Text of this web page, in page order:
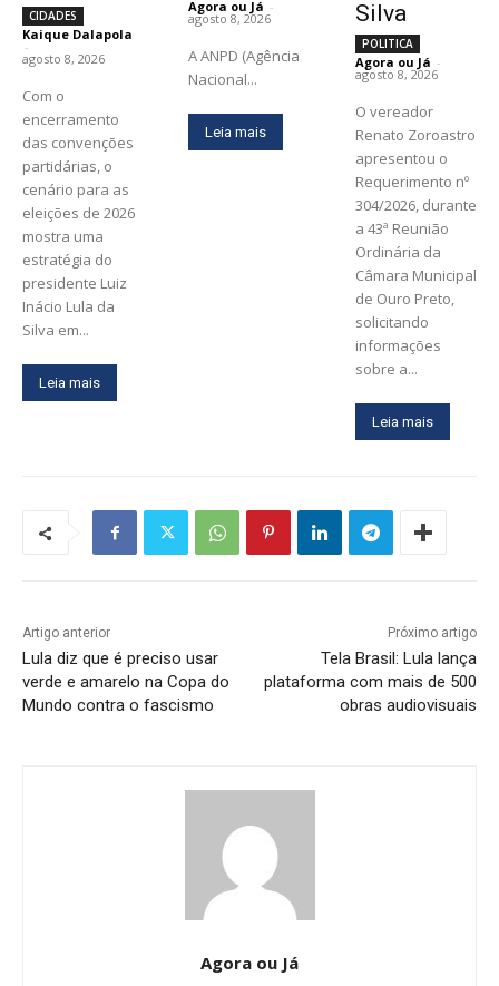
CIDADES
Kaique Dalapola
-
agosto 8, 2026
Com o
encerramento
das convenções
partidárias, o
cenário para as
eleições de 2026
mostra uma
estratégia do
presidente Luiz
Inácio Lula da
Silva em...
Leia mais
Agora ou Já -
agosto 8, 2026
A ANPD (Agência
Nacional...
Leia mais
Silva
POLITICA
Agora ou Já -
agosto 8, 2026
O vereador
Renato Zoroastro
apresentou o
Requerimento nº
304/2026, durante
a 43ª Reunião
Ordinária da
Câmara Municipal
de Ouro Preto,
solicitando
informações
sobre a...
Leia mais
Artigo anterior
Lula diz que é preciso usar
verde e amarelo na Copa do
Mundo contra o fascismo
Próximo artigo
Tela Brasil: Lula lança
plataforma com mais de 500
obras audiovisuais
Agora ou Já